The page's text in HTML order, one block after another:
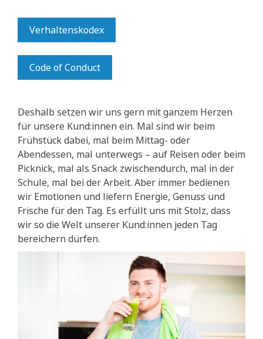
Verhaltenskodex
Code of Conduct
Deshalb setzen wir uns gern mit ganzem Herzen
für unsere Kund:innen ein. Mal sind wir beim
Frühstück dabei, mal beim Mittag- oder
Abendessen, mal unterwegs – auf Reisen oder beim
Picknick, mal als Snack zwischendurch, mal in der
Schule, mal bei der Arbeit. Aber immer bedienen
wir Emotionen und liefern Energie, Genuss und
Frische für den Tag. Es erfüllt uns mit Stolz, dass
wir so die Welt unserer Kund:innen jeden Tag
bereichern dürfen.